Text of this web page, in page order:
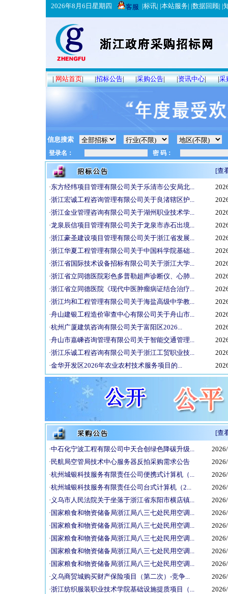
2026年8月6日星期四 客服 |标讯| |本站服务| |数据回顾| |
|网站首页| |招标公告| |采购公告| |资讯中心| |采
信息搜索
[查
·东方经纬项目管理有限公司关于乐清市公安局北...
·浙江宏诚工程咨询管理有限公司关于良渚辖区护...
·浙江金业管理咨询有限公司关于湖州职业技术学...
·龙泉辰信项目管理有限公司关于龙泉市赤石出境...
·浙江豪圣建设项目管理有限公司关于浙江省发展...
·浙江华夏工程管理有限公司关于中国科学院基础...
·浙江省国际技术设备招标有限公司关于浙江大学...
·浙江省立同德医院彩色多普勒超声诊断仪、心肺...
·浙江省立同德医院《现代中医肿瘤病证结合治疗...
·浙江均和工程管理有限公司关于海盐高级中学教...
·舟山建银工程造价审查中心有限公司关于舟山市...
·杭州广厦建筑咨询有限公司关于富阳区2026...
·舟山市嘉嵊咨询管理有限公司关于智能交通管理...
·浙江乐诚工程咨询有限公司关于浙江工贸职业技...
·金华开发区2026年农业农村技术服务项目的...
[查
·中石化宁波工程有限公司中天合创绿色降碳升级...
· 民航局空管局技术中心服务器反拍采购需求公告
·杭州城银科技服务有限责任公司便携式计算机（...
·杭州城银科技服务有限责任公司台式计算机（2...
· 义乌市人民法院关于坐落于浙江省东阳市横店镇...
· 国家粮食和物资储备局浙江局八三七处民用空调...
· 国家粮食和物资储备局浙江局八三七处民用空调...
· 国家粮食和物资储备局浙江局八三七处民用空调...
· 国家粮食和物资储备局浙江局八三七处民用空调...
· 国家粮食和物资储备局浙江局八三七处民用空调...
· 义乌商贸城购买财产保险项目（第二次）-竞争...
·浙江纺织服装职业技术学院基础设施提质项目（...